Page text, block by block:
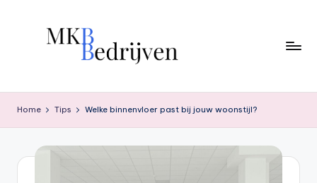
Home Tips Welke binnenvloer past bij jouw woonstijl?